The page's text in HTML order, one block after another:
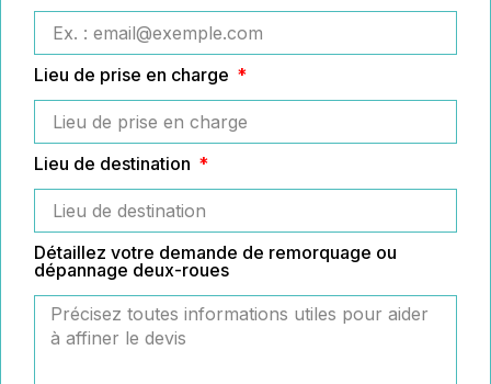
Lieu de prise en charge
Lieu de destination
Détaillez votre demande de remorquage ou
dépannage deux-roues